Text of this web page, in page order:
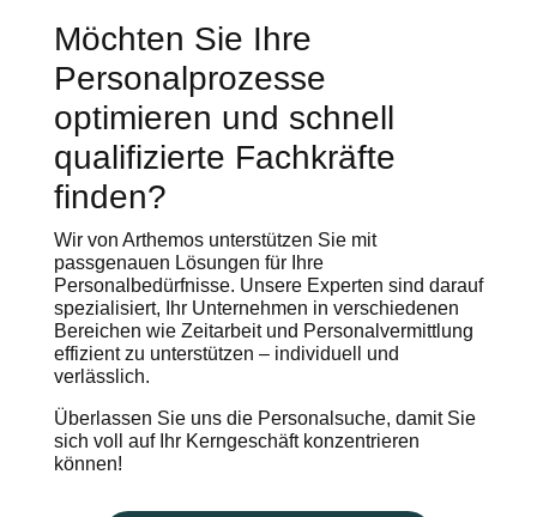
Möchten Sie Ihre
Personalprozesse
optimieren und schnell
qualifizierte Fachkräfte
finden?
Wir von Arthemos unterstützen Sie mit
passgenauen Lösungen für Ihre
Personalbedürfnisse. Unsere Experten sind darauf
spezialisiert, Ihr Unternehmen in verschiedenen
Bereichen wie Zeitarbeit und Personalvermittlung
effizient zu unterstützen – individuell und
verlässlich.
Überlassen Sie uns die Personalsuche, damit Sie
sich voll auf Ihr Kerngeschäft konzentrieren
können!